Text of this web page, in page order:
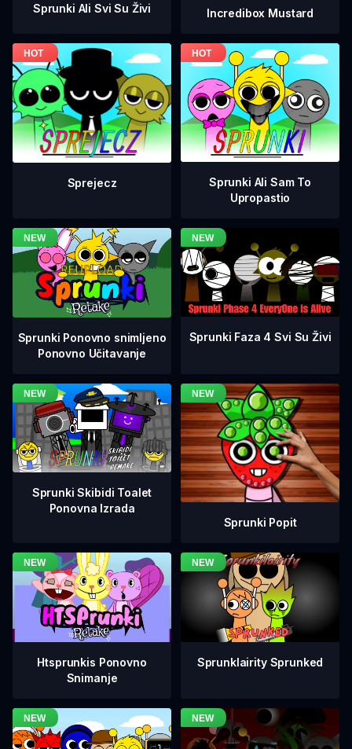
Sprunki Ali Svi Su Živi Incredibox Mustard
Sprejecz
Sprunki Ali Sam To
Upropastio
Sprunki Ponovno snimljeno
Ponovno Učitavanje
Sprunki Faza 4 Svi Su Živi
Sprunki Skibidi Toalet
Ponovna Izrada
Sprunki Popit
Htsprunkis Ponovno
Snimanje
Sprunklairity Sprunked